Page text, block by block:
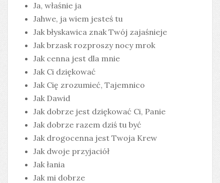
Ja, właśnie ja
Jahwe, ja wiem jesteś tu
Jak błyskawica znak Twój zajaśnieje
Jak brzask rozproszy nocy mrok
Jak cenna jest dla mnie
Jak Ci dziękować
Jak Cię zrozumieć, Tajemnico
Jak Dawid
Jak dobrze jest dziękować Ci, Panie
Jak dobrze razem dziś tu być
Jak drogocenna jest Twoja Krew
Jak dwoje przyjaciół
Jak łania
Jak mi dobrze